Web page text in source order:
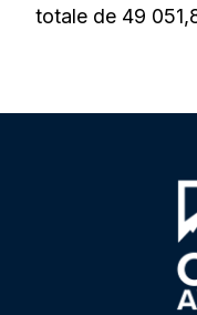
totale de 49